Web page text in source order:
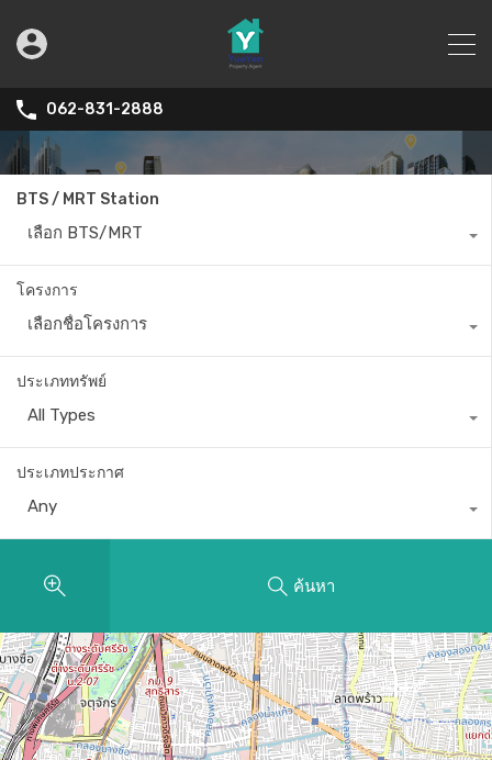
062-831-2888
BTS / MRT Station
เลือก BTS/MRT
โครงการ
เลือกชื่อโครงการ
ประเภททรัพย์
All Types
ประเภทประกาศ
Any
ค้นหา